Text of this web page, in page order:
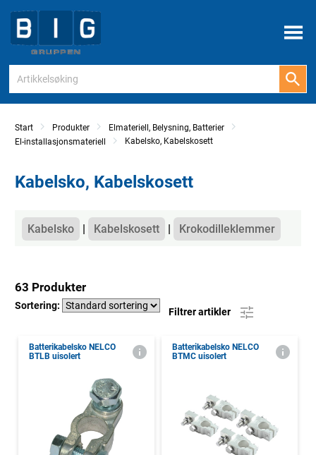
Meny
Start Produkter
Elmateriell, Belysning, Batterier
El-installasjonsmateriell
Kabelsko, Kabelskosett
Kabelsko, Kabelskosett
Kategorier
Kabelsko Kabelskosett Krokodilleklemmer
63 Produkter
Sortering:
Filtrer artikler
Batterikabelsko NELCO
BTLB uisolert
Batterikabelsko NELCO
BTMC uisolert